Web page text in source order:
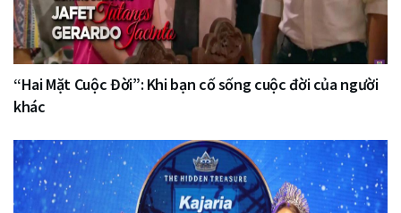
“Hai Mặt Cuộc Đời”: Khi bạn cố sống cuộc đời của người
khác